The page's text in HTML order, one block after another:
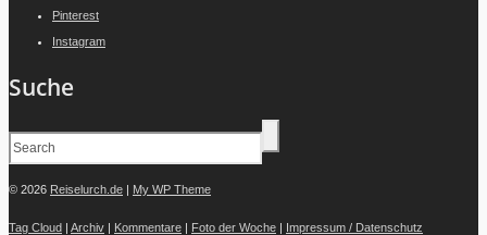
Pinterest
Instagram
Suche
© 2026 Reiselurch.de | My WP Theme
Tag Cloud | Archiv | Kommentare | Foto der Woche | Impressum / Datenschutz